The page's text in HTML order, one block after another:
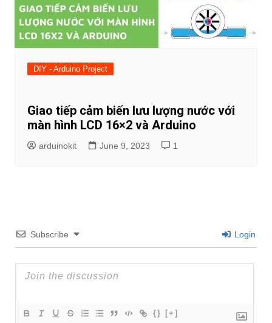
DIY - Arduino Project
Giao tiếp cảm biến lưu lượng nước với
màn hình LCD 16×2 và Arduino
arduinokit June 9, 2023 1
Subscribe Login
{} [+]